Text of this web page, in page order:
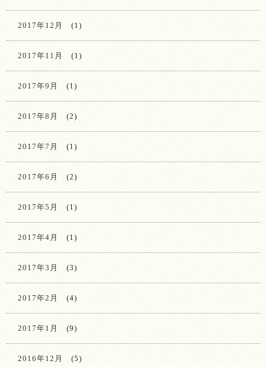
2017年12月 (1)
2017年11月 (1)
2017年9月 (1)
2017年8月 (2)
2017年7月 (1)
2017年6月 (2)
2017年5月 (1)
2017年4月 (1)
2017年3月 (3)
2017年2月 (4)
2017年1月 (9)
2016年12月 (5)